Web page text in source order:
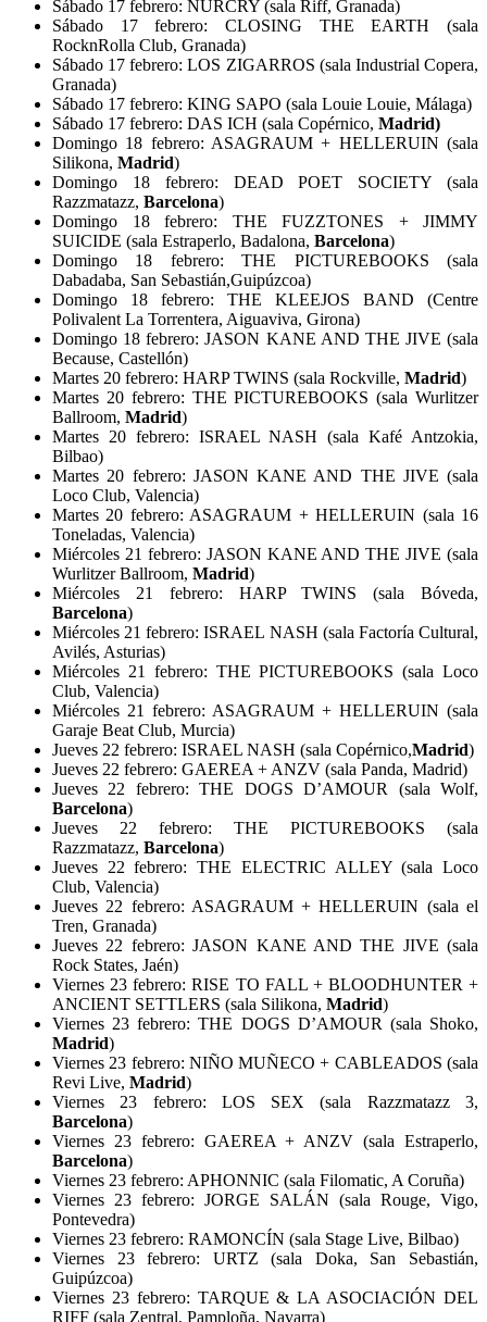
Sábado 17 febrero: NURCRY (sala Riff, Granada)
Sábado 17 febrero: CLOSING THE EARTH (sala
RocknRolla Club, Granada)
Sábado 17 febrero: LOS ZIGARROS (sala Industrial Copera,
Granada)
Sábado 17 febrero: KING SAPO (sala Louie Louie, Málaga)
Sábado 17 febrero: DAS ICH (sala Copérnico, Madrid)
Domingo 18 febrero: ASAGRAUM + HELLERUIN (sala
Silikona, Madrid)
Domingo 18 febrero: DEAD POET SOCIETY (sala
Razzmatazz, Barcelona)
Domingo 18 febrero: THE FUZZTONES + JIMMY
SUICIDE (sala Estraperlo, Badalona, Barcelona)
Domingo 18 febrero: THE PICTUREBOOKS (sala
Dabadaba, San Sebastián,Guipúzcoa)
Domingo 18 febrero: THE KLEEJOS BAND (Centre
Polivalent La Torrentera, Aiguaviva, Girona)
Domingo 18 febrero: JASON KANE AND THE JIVE (sala
Because, Castellón)
Martes 20 febrero: HARP TWINS (sala Rockville, Madrid)
Martes 20 febrero: THE PICTUREBOOKS (sala Wurlitzer
Ballroom, Madrid)
Martes 20 febrero: ISRAEL NASH (sala Kafé Antzokia,
Bilbao)
Martes 20 febrero: JASON KANE AND THE JIVE (sala
Loco Club, Valencia)
Martes 20 febrero: ASAGRAUM + HELLERUIN (sala 16
Toneladas, Valencia)
Miércoles 21 febrero: JASON KANE AND THE JIVE (sala
Wurlitzer Ballroom, Madrid)
Miércoles 21 febrero: HARP TWINS (sala Bóveda,
Barcelona)
Miércoles 21 febrero: ISRAEL NASH (sala Factoría Cultural,
Avilés, Asturias)
Miércoles 21 febrero: THE PICTUREBOOKS (sala Loco
Club, Valencia)
Miércoles 21 febrero: ASAGRAUM + HELLERUIN (sala
Garaje Beat Club, Murcia)
Jueves 22 febrero: ISRAEL NASH (sala Copérnico,Madrid)
Jueves 22 febrero: GAEREA + ANZV (sala Panda, Madrid)
Jueves 22 febrero: THE DOGS D’AMOUR (sala Wolf,
Barcelona)
Jueves 22 febrero: THE PICTUREBOOKS (sala
Razzmatazz, Barcelona)
Jueves 22 febrero: THE ELECTRIC ALLEY (sala Loco
Club, Valencia)
Jueves 22 febrero: ASAGRAUM + HELLERUIN (sala el
Tren, Granada)
Jueves 22 febrero: JASON KANE AND THE JIVE (sala
Rock States, Jaén)
Viernes 23 febrero: RISE TO FALL + BLOODHUNTER +
ANCIENT SETTLERS (sala Silikona, Madrid)
Viernes 23 febrero: THE DOGS D’AMOUR (sala Shoko,
Madrid)
Viernes 23 febrero: NIÑO MUÑECO + CABLEADOS (sala
Revi Live, Madrid)
Viernes 23 febrero: LOS SEX (sala Razzmatazz 3,
Barcelona)
Viernes 23 febrero: GAEREA + ANZV (sala Estraperlo,
Barcelona)
Viernes 23 febrero: APHONNIC (sala Filomatic, A Coruña)
Viernes 23 febrero: JORGE SALÁN (sala Rouge, Vigo,
Pontevedra)
Viernes 23 febrero: RAMONCÍN (sala Stage Live, Bilbao)
Viernes 23 febrero: URTZ (sala Doka, San Sebastián,
Guipúzcoa)
Viernes 23 febrero: TARQUE & LA ASOCIACIÓN DEL
RIFF (sala Zentral, Pamploña, Navarra)